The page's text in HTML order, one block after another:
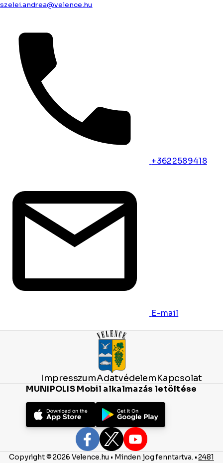
szelei.andrea@velence.hu
+3622589418
E-mail
ImpresszumAdatvédelemKapcsolat
MUNIPOLIS Mobil alkalmazás letöltése
Copyright © 2026 Velence.hu • Minden jog fenntartva. •2481